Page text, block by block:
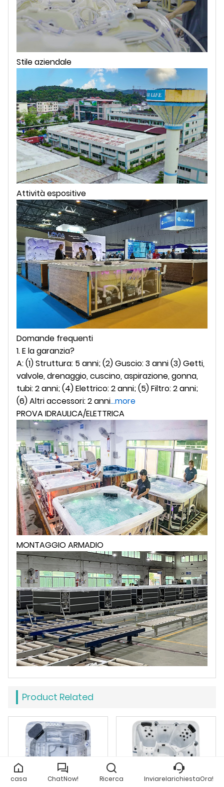
Stile aziendale
Attività espositive
Domande frequenti
1. E la garanzia?
A: (1) Struttura: 5 anni; (2) Guscio: 3 anni (3) Getti,
valvole, drenaggio, cuscino, aspirazione, gonna,
tubi: 2 anni; (4) Elettrico: 2 anni; (5) Filtro: 2 anni;
(6) Altri accessori: 2 anni...more
PROVA IDRAULICA/ELETTRICA
MONTAGGIO ARMADIO
Product Related
casa ChatNow! Ricerca InviarelarichiestaOra!